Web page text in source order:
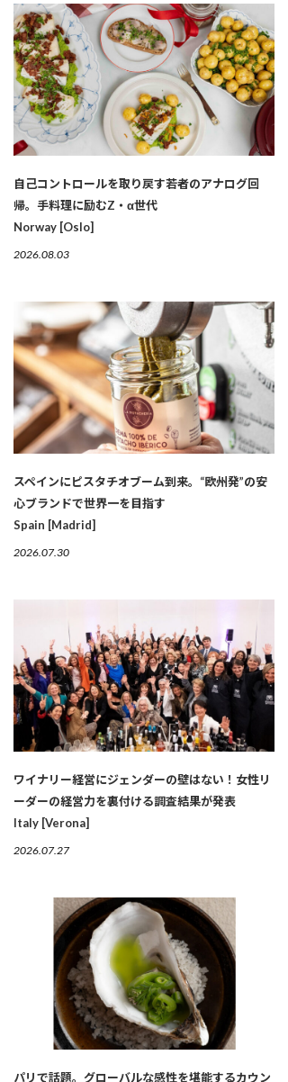
自己コントロールを取り戻す若者のアナログ回
帰。手料理に励むZ・α世代
Norway [Oslo]
2026.08.03
スペインにピスタチオブーム到来。“欧州発”の安
心ブランドで世界一を目指す
Spain [Madrid]
2026.07.30
ワイナリー経営にジェンダーの壁はない！女性リ
ーダーの経営力を裏付ける調査結果が発表
Italy [Verona]
2026.07.27
パリで話題。グローバルな感性を堪能するカウン